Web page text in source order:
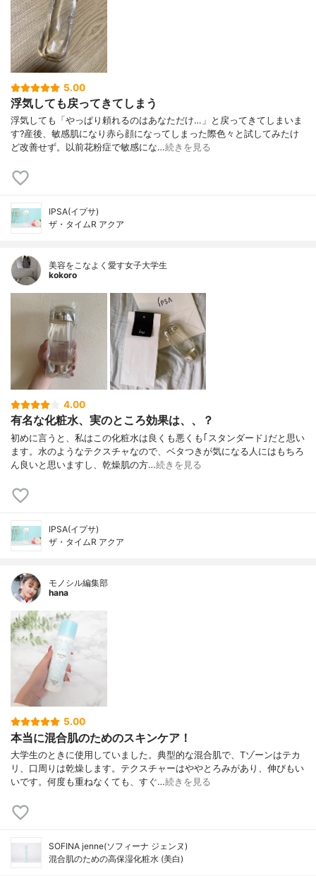
5.00
浮気しても戻ってきてしまう
浮気しても「やっぱり頼れるのはあなただけ…」と戻ってきてしまいま
す?産後、敏感肌になり赤ら顔になってしまった際色々と試してみたけ
ど改善せず。以前花粉症で敏感にな…続きを見る
IPSA(イプサ)
ザ・タイムR アクア
美容をこなよく愛す女子大学生
kokoro
4.00
有名な化粧水、実のところ効果は、、？
初めに言うと、私はこの化粧水は良くも悪くも｢スタンダード｣だと思い
ます。水のようなテクスチャなので、ベタつきが気になる人にはもちろ
ん良いと思いますし、乾燥肌の方…続きを見る
IPSA(イプサ)
ザ・タイムR アクア
モノシル編集部
hana
5.00
本当に混合肌のためのスキンケア！
大学生のときに使用していました。典型的な混合肌で、Tゾーンはテカ
リ、口周りは乾燥します。テクスチャーはややとろみがあり、伸びもい
いです。何度も重ねなくても、すぐ…続きを見る
SOFINA jenne(ソフィーナ ジェンヌ)
混合肌のための高保湿化粧水 (美白)